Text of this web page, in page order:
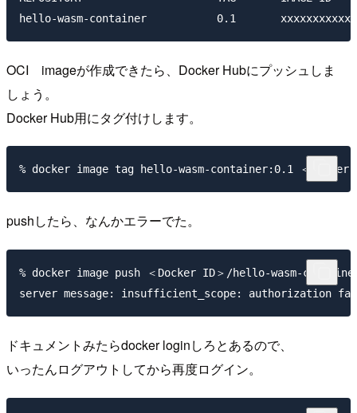
OCI imageが作成できたら、Docker Hubにプッシュしま
しょう。
Docker Hub用にタグ付けします。
pushしたら、なんかエラーでた。
% docker image push ＜Docker ID＞/hello-wasm-
ドキュメントみたらdocker loginしろとあるので、
いったんログアウトしてから再度ログイン。